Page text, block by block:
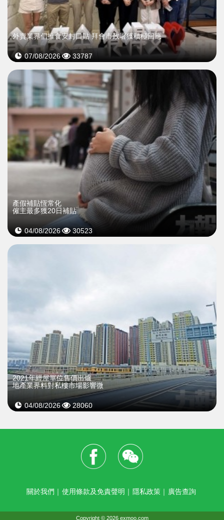
外賣業界倡推食安封口貼 拜會市政署獲積極回應
07/08/2026 33787
產假補貼恆常化
僱主最多獲20日補貼
04/08/2026 30523
2021年經屋單位售價出爐
地產業界料對私樓市場影響微
04/08/2026 28060
關於我們 ｜ 使用條款及免責聲明 ｜ 隱私政策 ｜ 廣告查詢
Copyright © 2026 exmoo.com